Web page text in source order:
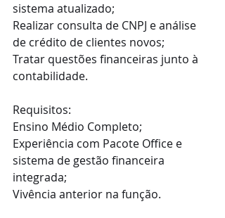
sistema atualizado;
Realizar consulta de CNPJ e análise
de crédito de clientes novos;
Tratar questões financeiras junto à
contabilidade.
Requisitos:
Ensino Médio Completo;
Experiência com Pacote Office e
sistema de gestão financeira
integrada;
Vivência anterior na função.